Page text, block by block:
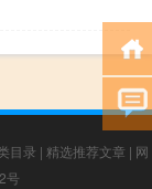
目录 | 精选推荐文章 | 网
号